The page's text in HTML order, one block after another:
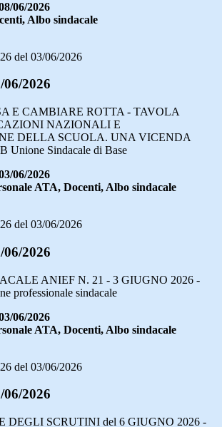
06/2026
Albo sindacale
del 03/06/2026
2026
E CAMBIARE ROTTA - TAVOLA
NAZIONALI E
DELLA SCUOLA. UNA VICENDA
Unione Sindacale di Base
06/2026
ATA, Docenti, Albo sindacale
del 03/06/2026
2026
ANIEF N. 21 - 3 GIUGNO 2026 -
professionale sindacale
06/2026
ATA, Docenti, Albo sindacale
del 03/06/2026
2026
DEGLI SCRUTINI del 6 GIUGNO 2026 -